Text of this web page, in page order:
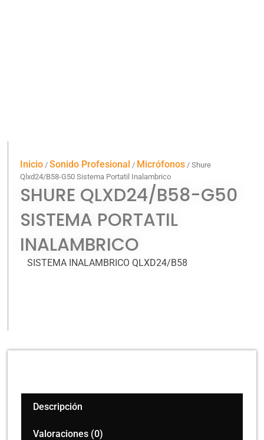
Inicio /Sonido Profesional / Micrófonos / Shure
Qlxd24/B58-G50 Sistema Portatil Inalambrico
SHURE QLXD24/B58-G50
SISTEMA PORTATIL
INALAMBRICO
SISTEMA INALAMBRICO QLXD24/B58
Descripción
Valoraciones (0)